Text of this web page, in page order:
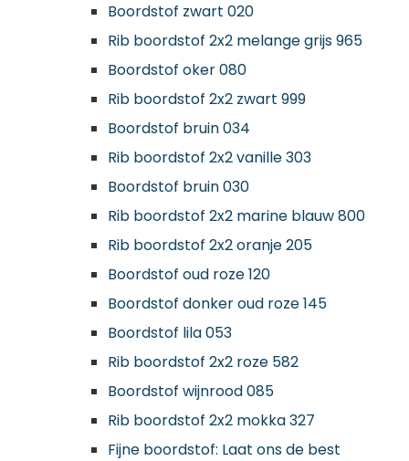
Boordstof zwart 020
Rib boordstof 2x2 melange grijs 965
Boordstof oker 080
Rib boordstof 2x2 zwart 999
Boordstof bruin 034
Rib boordstof 2x2 vanille 303
Boordstof bruin 030
Rib boordstof 2x2 marine blauw 800
Rib boordstof 2x2 oranje 205
Boordstof oud roze 120
Boordstof donker oud roze 145
Boordstof lila 053
Rib boordstof 2x2 roze 582
Boordstof wijnrood 085
Rib boordstof 2x2 mokka 327
Fijne boordstof: Laat ons de best